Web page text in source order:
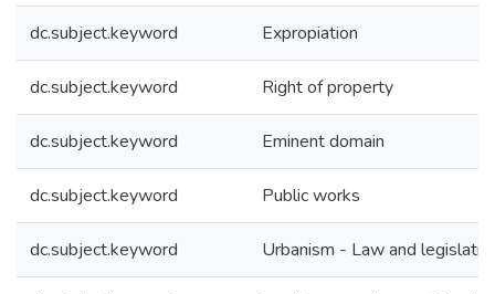
dc.subject.keyword Expropiation
dc.subject.keyword Right of property
dc.subject.keyword Eminent domain
dc.subject.keyword Public works
dc.subject.keyword Urbanism - Law and